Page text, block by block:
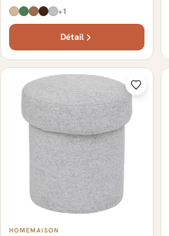
+1
Détail
HOMEMAISON